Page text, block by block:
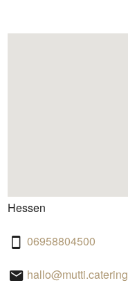
Hessen
06958804500
hallo@mutti.catering